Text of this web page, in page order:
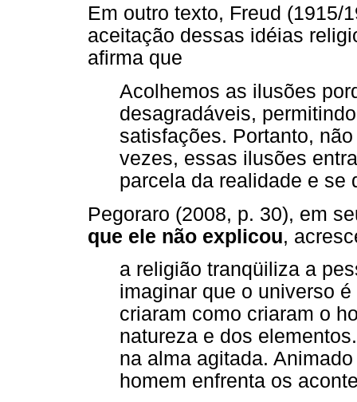
Em outro texto, Freud (1915/
aceitação dessas idéias
afirma que
Acolhemos as ilusões
desagradáveis,
satisfações. Portanto,
vezes, essas ilusões
parcela da realidade e se
Pegoraro (2008, p. 30), em
que ele não explicou,
a religião tranqüiliza a
imaginar que o universo
criaram como criaram o
natureza e dos
na alma agitada.
homem enfrenta os